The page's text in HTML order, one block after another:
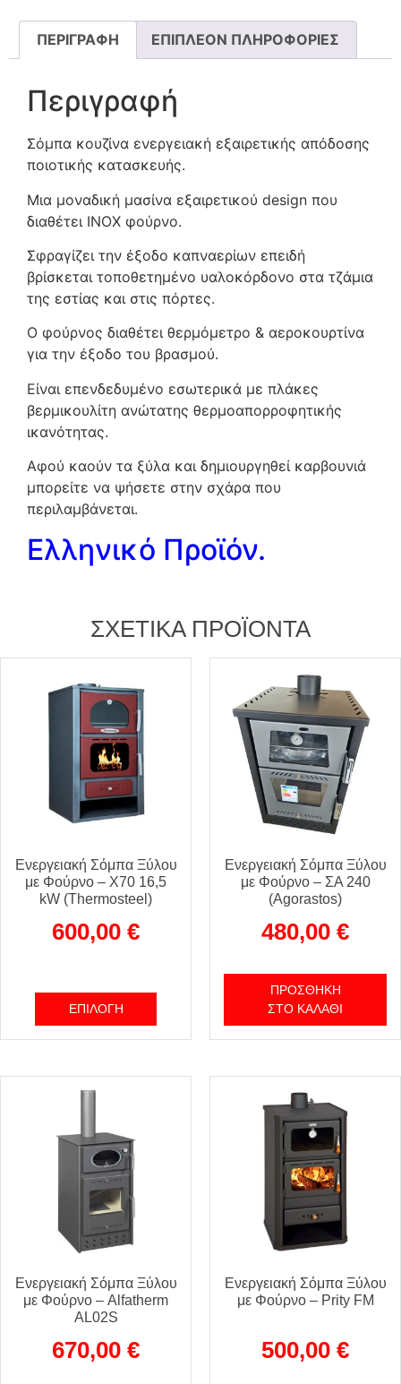
ΠΕΡΙΓΡΑΦΉ ΕΠΙΠΛΈΟΝ ΠΛΗΡΟΦΟΡΊΕΣ
Περιγραφή
Σόμπα κουζίνα ενεργειακή εξαιρετικής απόδοσης
ποιοτικής κατασκευής.
Μια μοναδική μασίνα εξαιρετικού design που
διαθέτει ΙΝΟΧ φούρνο.
Σφραγίζει την έξοδο καπναερίων επειδή
βρίσκεται τοποθετημένο υαλοκόρδονο στα τζάμια
της εστίας και στις πόρτες.
Ο φούρνος διαθέτει θερμόμετρο & αεροκουρτίνα
για την έξοδο του βρασμού.
Είναι επενδεδυμένο εσωτερικά με πλάκες
βερμικουλίτη ανώτατης θερμοαπορροφητικής
ικανότητας.
Αφού καούν τα ξύλα και δημιουργηθεί καρβουνιά
μπορείτε να ψήσετε στην σχάρα που
περιλαμβάνεται.
Ελληνικό Προϊόν.
ΣΧΕΤΙΚΆ ΠΡΟΪΌΝΤΑ
Ενεργειακή Σόμπα Ξύλου
με Φούρνο – X70 16,5
kW (Thermosteel)
600,00 €
ΕΠΙΛΟΓΉ
Ενεργειακή Σόμπα Ξύλου
με Φούρνο – ΣΑ 240
(Agorastos)
480,00 €
ΠΡΟΣΘΉΚΗ
ΣΤΟ ΚΑΛΆΘΙ
Ενεργειακή Σόμπα Ξύλου
με Φούρνο – Alfatherm
AL02S
670,00 €
Ενεργειακή Σόμπα Ξύλου
με Φούρνο – Prity FM
500,00 €